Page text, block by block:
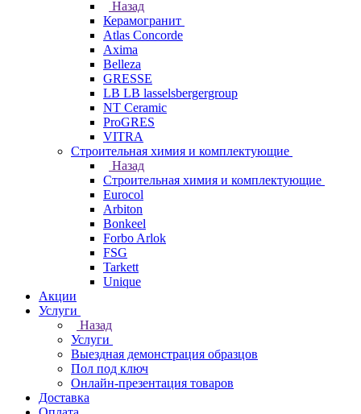
Назад
Керамогранит
Atlas Concorde
Axima
Belleza
GRESSE
LB LB lasselsbergergroup
NT Ceramic
ProGRES
VITRA
Строительная химия и комплектующие
Назад
Строительная химия и комплектующие
Eurocol
Arbiton
Bonkeel
Forbo Arlok
FSG
Tarkett
Unique
Акции
Услуги
Назад
Услуги
Выездная демонстрация образцов
Пол под ключ
Онлайн-презентация товаров
Доставка